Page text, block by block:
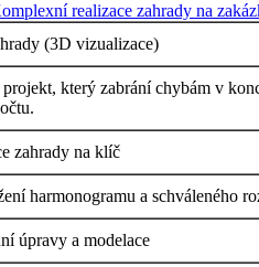
realizace zahrady na
(3D vizualizace)
který zabrání chybám v
zahrady na klíč
harmonogramu a schváleného
úpravy a modelace